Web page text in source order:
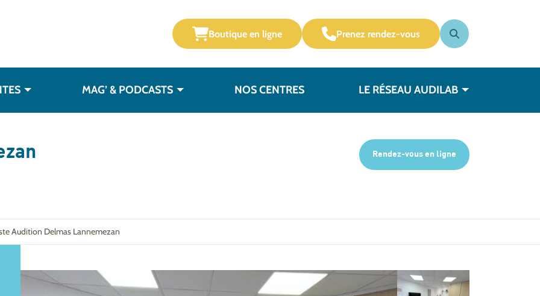
Boutique en ligne Prenez rendez-vous
MAG’ & PODCASTS NOS CENTRES LE RÉSEAU AUDILAB
Rendez-vous en ligne
Audition Delmas Lannemezan